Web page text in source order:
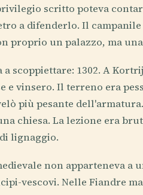
scritto poteva
a difenderlo. Il
proprio un palazzo, ma
a scoppiettare: 1302. A
e vinsero. Il terreno era
più pesante
chiesa. La lezione era
lignaggio.
non apparteneva a
vescovi. Nelle Fiandre